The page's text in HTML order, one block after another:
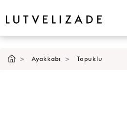
Ayakkabı Topuklu